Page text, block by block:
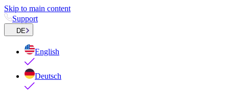
Skip to main content
Support
DE
English
Deutsch